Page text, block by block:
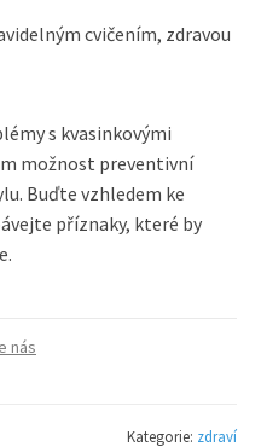
cvičením, zdravou
s kvasinkovými
možnost preventivní
Buďte vzhledem ke
příznaky, které by
nás
Kategorie: zdraví